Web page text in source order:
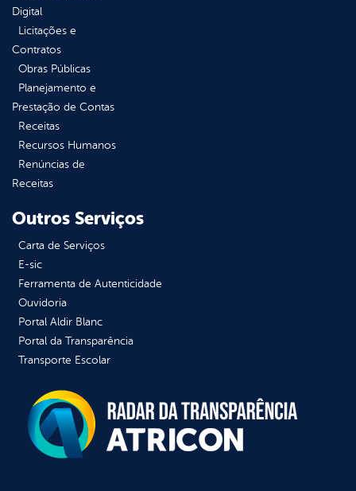
Digital
Licitações e
Contratos
Obras Públicas
Planejamento e
Prestação de Contas
Receitas
Recursos Humanos
Renúncias de
Receitas
Outros Serviços
Carta de Serviços
E-sic
Ferramenta de Autenticidade
Ouvidoria
Portal Aldir Blanc
Portal da Transparência
Transporte Escolar